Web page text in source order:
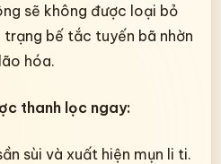
sẽ không được loại bỏ
bế tắc tuyến bã nhờn
hóa.
thanh lọc ngay:
sùi và xuất hiện mụn li ti.